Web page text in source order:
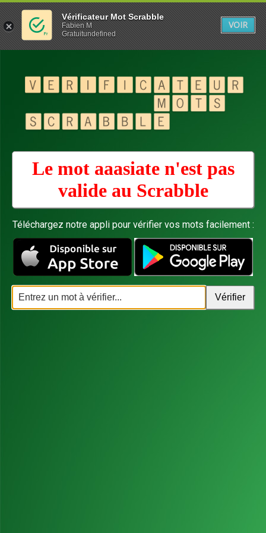
Le mot aaasiate n'est pas
valide au Scrabble
Téléchargez notre appli pour vérifier vos mots facilement :
Vérificateur Mot Scrabble
Fabien M
Gratuitundefined
VOIR